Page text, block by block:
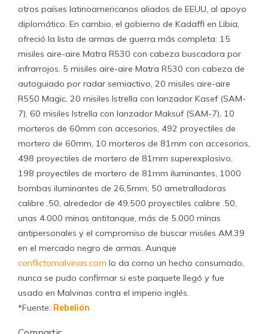
otros países latinoamericanos aliados de EEUU, al apoyo
diplomático. En cambio, el gobierno de Kadaffi en Libia,
ofreció la lista de armas de guerra más completa: 15
misiles aire-aire Matra R530 con cabeza buscadora por
infrarrojos, 5 misiles aire-aire Matra R530 con cabeza de
autoguiado por radar semiactivo, 20 misiles aire-aire
R550 Magic, 20 misiles Istrella con lanzador Kasef (SAM-
7), 60 misiles Istrella con lanzador Maksuf (SAM-7), 10
morteros de 60mm con accesorios, 492 proyectiles de
mortero de 60mm, 10 morteros de 81mm con accesorios,
498 proyectiles de mortero de 81mm superexplosivo,
198 proyectiles de mortero de 81mm iluminantes, 1000
bombas iluminantes de 26,5mm, 50 ametralladoras
calibre .50, alrededor de 49.500 proyectiles calibre .50,
unas 4.000 minas antitanque, más de 5.000 minas
antipersonales y el compromiso de buscar misiles AM.39
en el mercado negro de armas. Aunque
conflictomalvinas.com lo da como un hecho consumado,
nunca se pudo confirmar si este paquete llegó y fue
usado en Malvinas contra el imperio inglés.
*Fuente: Rebelión